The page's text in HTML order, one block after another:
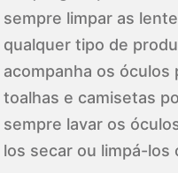
sempre limpar as
qualquer tipo de
acompanha os
toalhas e camisetas
sempre lavar os
los secar ou limpá-los